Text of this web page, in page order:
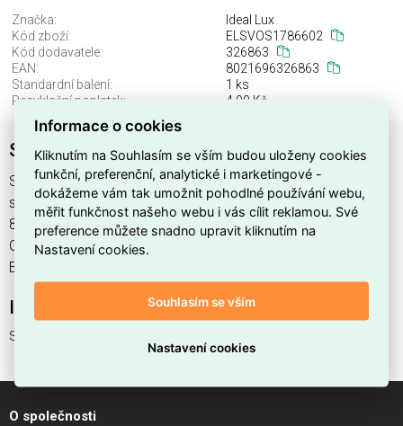
Značka:
Ideal Lux
Kód zboží:
ELSVOS1786602
Kód dodavatele:
326863
EAN:
8021696326863
Standardní balení:
1 ks
Recyklační poplatek:
4,00 Kč
SWIPE AP GRIGIO
SWIPE AP GRIGIO najdete v kategoriích Svítidla, Svítidla,
světelné zdroje a LED osvětlení, výrobce Ideal Lux, EAN
8021696326863, kód dodavatele 326863. SWIPE AP
GRIGIO nabízíme od 1 ks. Kód EMAS SWIPE AP GRIGIO je
ELSVOS1786602.
Interní název produktu
SWIPE AP GRIGIO
O společnosti
Informace o cookies
Kliknutím na Souhlasím se vším budou uloženy cookies
funkční, preferenční, analytické i marketingové -
dokážeme vám tak umožnit pohodlné používání webu,
měřit funkčnost našeho webu i vás cílit reklamou. Své
preference můžete snadno upravit kliknutím na
Nastavení cookies.
Souhlasím se vším
Nastavení cookies